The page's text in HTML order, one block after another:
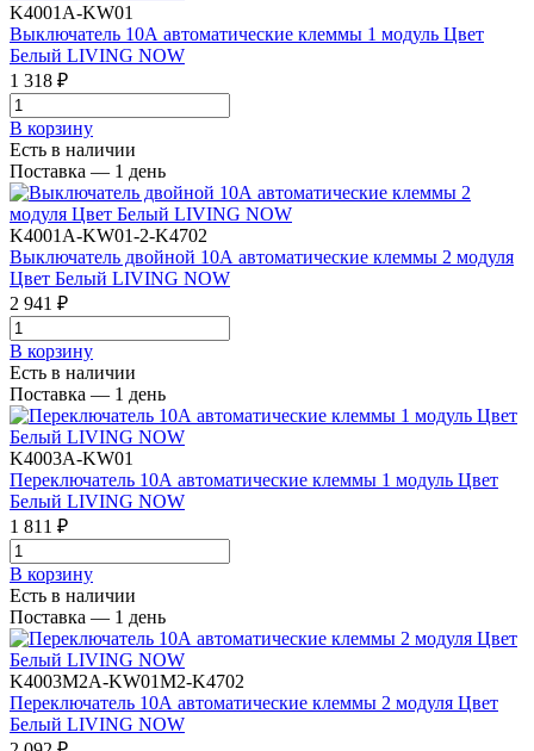
K4001A-KW01
Выключатель 10А автоматические клеммы 1 модуль Цвет
Белый LIVING NOW
1 318 ₽
В корзинy
Есть в наличии
Поставка — 1 день
K4001A-KW01-2-K4702
Выключатель двойной 10А автоматические клеммы 2 модуля
Цвет Белый LIVING NOW
2 941 ₽
В корзинy
Есть в наличии
Поставка — 1 день
K4003A-KW01
Переключатель 10А автоматические клеммы 1 модуль Цвет
Белый LIVING NOW
1 811 ₽
В корзинy
Есть в наличии
Поставка — 1 день
K4003M2A-KW01M2-K4702
Переключатель 10А автоматические клеммы 2 модуля Цвет
Белый LIVING NOW